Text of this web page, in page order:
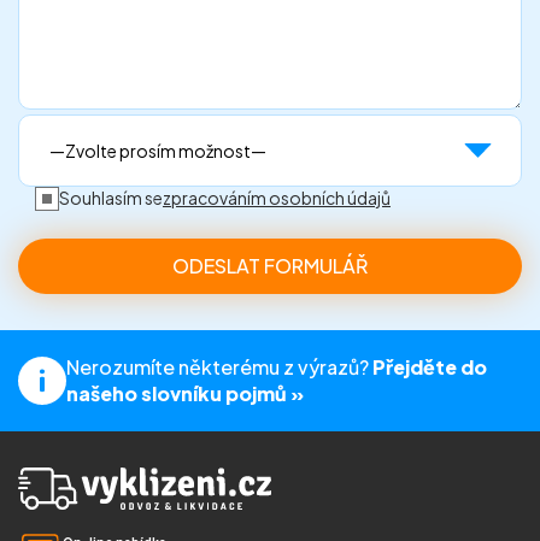
Souhlasím sezpracováním osobních údajů
Nerozumíte některému z výrazů?Přejděte do
našeho slovníku pojmů »